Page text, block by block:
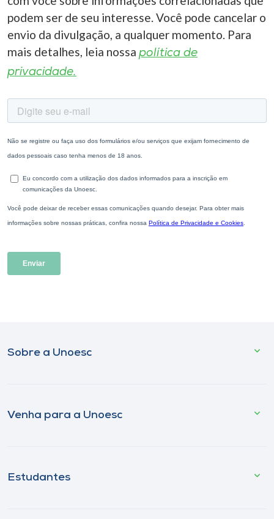
podem ser de seu interesse. Você pode cancelar o
envio da divulgação, a qualquer momento. Para
mais detalhes, leia nossa política de
privacidade.
Sobre a Unoesc
Venha para a Unoesc
Estudantes